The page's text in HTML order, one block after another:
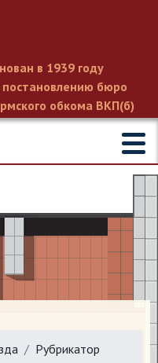
в 1939 году
постановлению бюро
обкома ВКП(б)
Рубрикатор